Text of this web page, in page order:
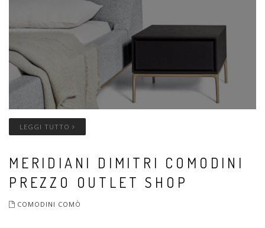
LEGGI TUTTO
MERIDIANI DIMITRI COMODINI
PREZZO OUTLET SHOP
COMODINI COMÒ